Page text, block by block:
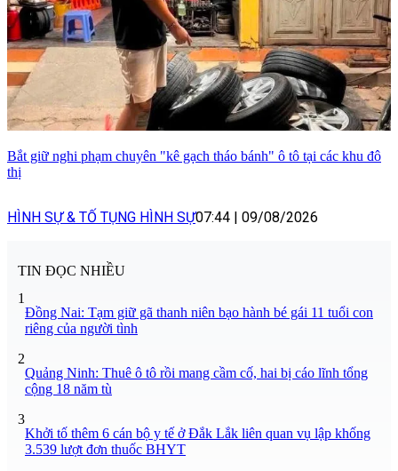
Bắt giữ nghi phạm chuyên "kê gạch tháo bánh" ô tô tại các khu đô
thị
HÌNH SỰ & TỐ TỤNG HÌNH SỰ07:44 | 09/08/2026
TIN ĐỌC NHIỀU
1
Đồng Nai: Tạm giữ gã thanh niên bạo hành bé gái 11 tuổi con
riêng của người tình
2
Quảng Ninh: Thuê ô tô rồi mang cầm cố, hai bị cáo lĩnh tổng
cộng 18 năm tù
3
Khởi tố thêm 6 cán bộ y tế ở Đắk Lắk liên quan vụ lập khống
3.539 lượt đơn thuốc BHYT